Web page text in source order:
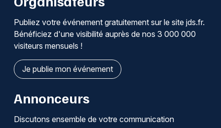
Publiez votre événement gratuitement sur le site jds.fr.
Bénéficiez d'une visibilité auprès de nos 3 000 000
visiteurs mensuels !
Je publie mon événement
Annonceurs
Discutons ensemble de votre communication